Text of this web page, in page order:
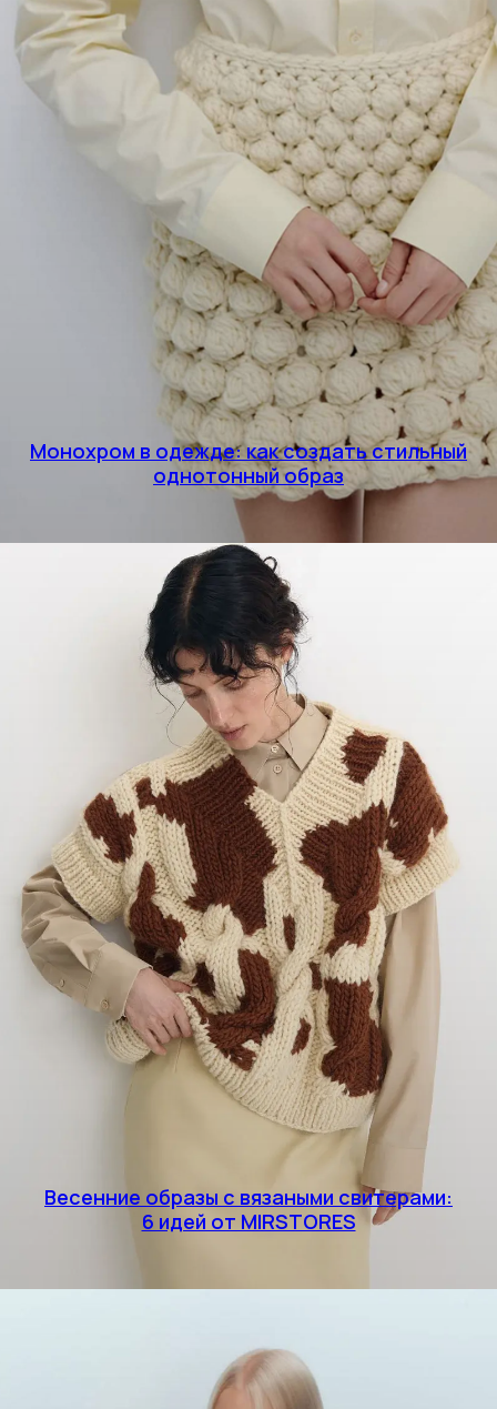
Монохром в одежде: как создать стильный
однотонный образ
Весенние образы с вязаными свитерами:
6 идей от MIRSTORES